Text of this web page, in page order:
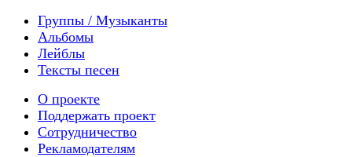
Группы / Музыканты
Альбомы
Лейблы
Тексты песен
О проекте
Поддержать проект
Сотрудничество
Рекламодателям